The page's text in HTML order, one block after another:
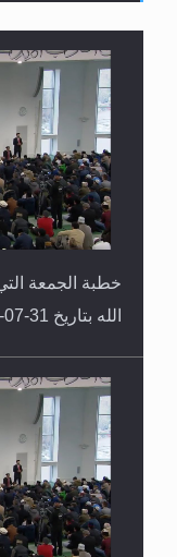
القرآن قاضٍ
العكس
خطبة الجمعة
الله بتاريخ 31-07-2026